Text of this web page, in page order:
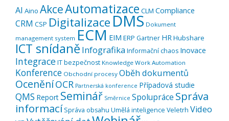
AI Aino AkceAutomatizace CLM Compliance
CRM CSP Digitalizace DMS Dokument
management system ECM EIM ERP Gartner HR Hubshare
ICT snídaně InfografikaInformační chaos Inovace
IntegraceIT bezpečnost Knowledge Work Automation
Konference Obchodní procesy Oběh dokumentů
OceněníOCR Partnerská konference Případová studie
QMS Report Seminář Směrnice Spolupráce Správa
informací Správa obsahu Umělá inteligence Veletrh Video